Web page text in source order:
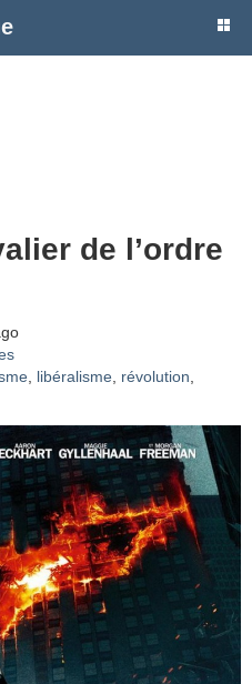
de l’ordre
libéralisme révolution